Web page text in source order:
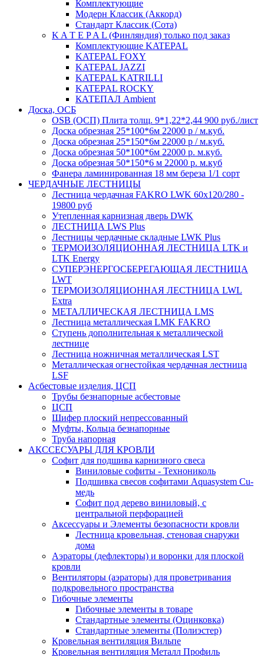
Комплектующие
Модерн Классик (Аккорд)
Стандарт Классик (Сота)
K A T E P A L (Финляндия) только под заказ
Комплектующие KATEPAL
KATEPAL FOXY
KATEPAL JAZZI
KATEPAL KATRILLI
KATEPAL ROCKY
КАТЕПАЛ Ambient
Доска, ОСБ
OSB (ОСП) Плита толщ. 9*1,22*2,44 900 руб./лист
Доска обрезная 25*100*6м 22000 р / м.куб.
Доска обрезная 25*150*6м 22000 р / м.куб.
Доска обрезная 50*100*6м 22000 р. м.куб.
Доска обрезная 50*150*6 м 22000 р. м.куб
Фанера ламинированная 18 мм береза 1/1 сорт
ЧЕРДАЧНЫЕ ЛЕСТНИЦЫ
Лестница чердачная FAKRO LWK 60х120/280 -
19800 руб
Утепленная карнизная дверь DWK
ЛЕСТНИЦА LWS Plus
Лестницы чердачные складные LWK Plus
ТЕРМОИЗОЛЯЦИОННАЯ ЛЕСТНИЦА LTK и
LTK Energy
СУПЕРЭНЕРГОСБЕРЕГАЮЩАЯ ЛЕСТНИЦА
LWT
ТЕРМОИЗОЛЯЦИОННАЯ ЛЕСТНИЦА LWL
Extra
МЕТАЛЛИЧЕСКАЯ ЛЕСТНИЦА LMS
Лестница металлическая LMK FAKRO
Ступень дополнительная к металлической
лестнице
Лестница ножничная металлическая LST
Металлическая огнестойкая чердачная лестница
LSF
Асбестовые изделия, ЦСП
Трубы безнапорные асбестовые
ЦСП
Шифер плоский непрессованный
Муфты, Кольца безнапорные
Труба напорная
АКССЕСУАРЫ ДЛЯ КРОВЛИ
Софит для подшива карнизного свеса
Виниловые софиты - Технониколь
Подшивка свесов софитами Aquasystem Cu-
медь
Софит под дерево виниловый, с
центральной перфорацией
Аксессуары и Элементы безопасности кровли
Лестница кровельная, стеновая снаружи
дома
Аэраторы (дефлекторы) и воронки для плоской
кровли
Вентиляторы (аэраторы) для проветривания
подкровельного пространства
Гибочные элементы
Гибочные элементы в товаре
Стандартные элементы (Оцинковка)
Стандартные элементы (Полиэстер)
Кровельная вентиляция Вильпе
Кровельная вентиляция Металл Профиль